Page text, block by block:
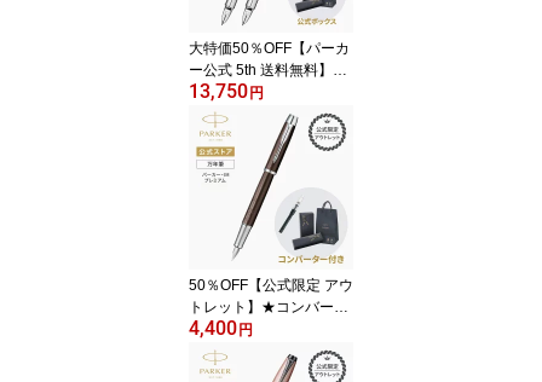
大特価50％OFF【パーカ
ー公式 5th 送料無料】
【公式限定 アウトレッ
ト】PARKER ソネット
メタル＆パールCT／ピン
クゴールドCT ギフト
ラッピング 高級筆記具ブ
ランド プレゼント お祝
い 記念日 Parker 5th Pre
sent Gift 誕生日 社会人
入学 卒業 成人 就職
13,750 円
50％OFF【公式限定 アウ
トレット】★コンバータ
ー付属★PARKER パーカ
ー・IM プレミアム メタ
リックブラウンCT 万年
4,400 円